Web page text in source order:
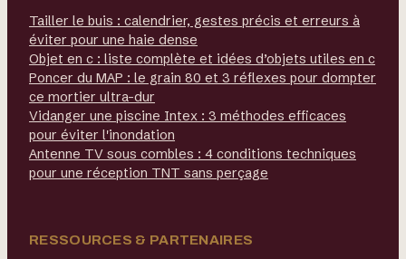
Tailler le buis : calendrier, gestes précis et erreurs à
éviter pour une haie dense
Objet en c : liste complète et idées d’objets utiles en c
Poncer du MAP : le grain 80 et 3 réflexes pour dompter
ce mortier ultra-dur
Vidanger une piscine Intex : 3 méthodes efficaces
pour éviter l'inondation
Antenne TV sous combles : 4 conditions techniques
pour une réception TNT sans perçage
RESSOURCES & PARTENAIRES